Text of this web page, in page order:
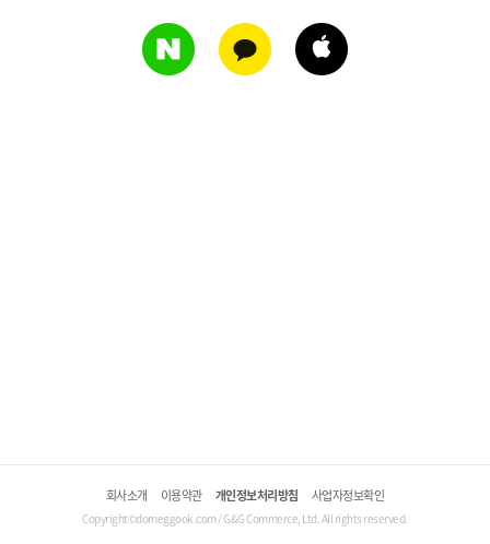
회사소개 이용약관 개인정보처리방침 사업자정보확인
Copyright©domeggook.com / G&G Commerce, Ltd. All rights reserved.